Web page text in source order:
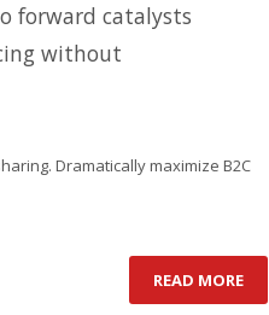
you!
forward catalysts
without
Dramatically maximize B2C
READ MORE